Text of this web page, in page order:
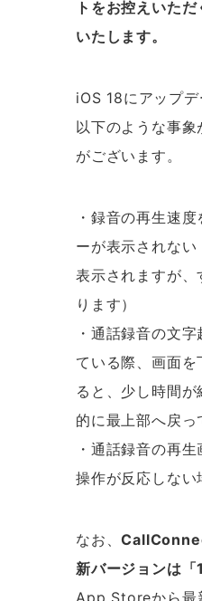
トをお控えいた
いたします。
iOS 18にアップデ
以下のような事
がございます。
・録音の再生速
ーが表示されな
表示されますが、
ります）
・通話録音の文
ている際、画面
ると、少し時間
的に最上部へ戻っ
・通話録音の再
操作が反応しない
なお、
新バージョンは「